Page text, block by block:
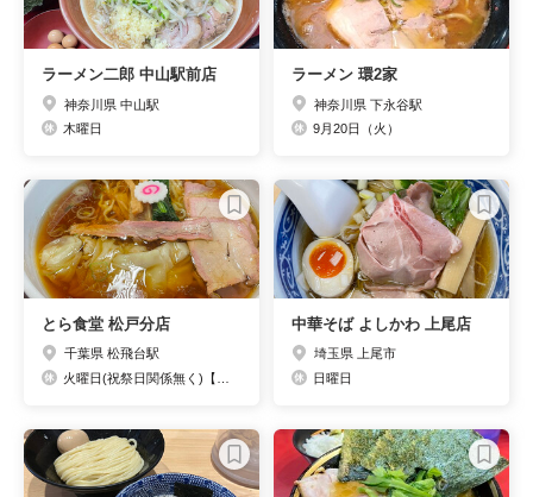
ラーメン二郎 中山駅前店
神奈川県 中山駅
木曜日
ラーメン 環2家
神奈川県 下永谷駅
9月20日（火）
とら食堂 松戸分店
千葉県 松飛台駅
中華そば よしかわ 上尾店
埼玉県 上尾市
日曜日